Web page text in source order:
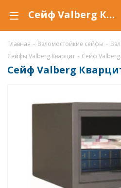
Сейф Valberg Кварцит-25, взломостойкий сейф Кварцит-25 купить со скидкой по низкой цене в интернет-магазине ValbergSafe.ru
Главная - Взломостойкие сейфы -
Сейфы Valberg Кварцит - Сейф Valberg
Сейф Valberg